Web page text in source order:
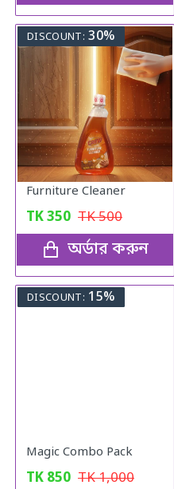
DISCOUNT: 30%
Furniture Cleaner
TK350 TK500
অর্ডার করুন
DISCOUNT: 15%
Magic Combo Pack
TK 850 TK1,000